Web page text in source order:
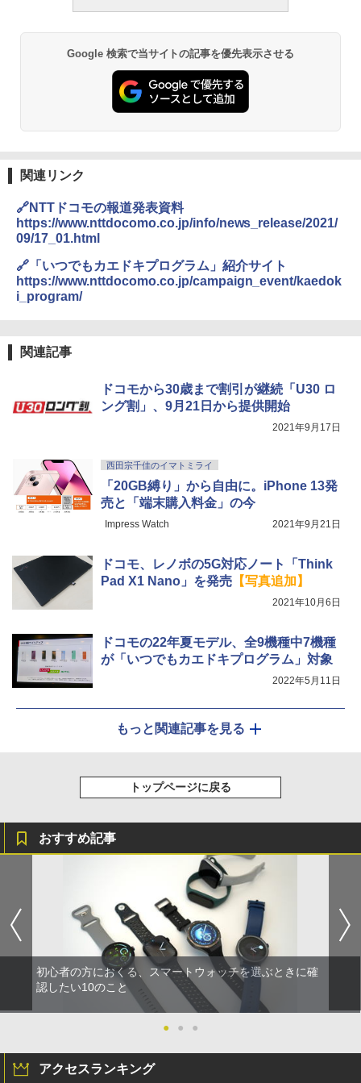
Google 検索で当サイトの記事を優先表示させる
関連リンク
🔗NTTドコモの報道発表資料
https://www.nttdocomo.co.jp/info/news_release/2021/
09/17_01.html
🔗「いつでもカエドキプログラム」紹介サイト
https://www.nttdocomo.co.jp/campaign_event/kaedok
i_program/
関連記事
ドコモから30歳まで割引が継続「U30 ロ
ング割」、9月21日から提供開始
2021年9月17日
西田宗千佳のイマトミライ
「20GB縛り」から自由に。iPhone 13発
売と「端末購入料金」の今
Impress Watch 2021年9月21日
ドコモ、レノボの5G対応ノート「Think
Pad X1 Nano」を発売【写真追加】
2021年10月6日
ドコモの22年夏モデル、全9機種中7機種
が「いつでもカエドキプログラム」対象
2022年5月11日
もっと関連記事を見る
トップページに戻る
おすすめ記事
初心者の方におくる、スマートウォッチを選ぶときに確
認したい10のこと
● ● ●
アクセスランキング